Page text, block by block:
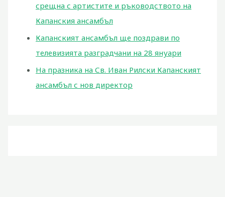
срещна с артистите и ръководството на
Капанския ансамбъл
Капанският ансамбъл ще поздрави по
телевизията разградчани на 28 януари
На празника на Св. Иван Рилски Капанският
ансамбъл с нов директор